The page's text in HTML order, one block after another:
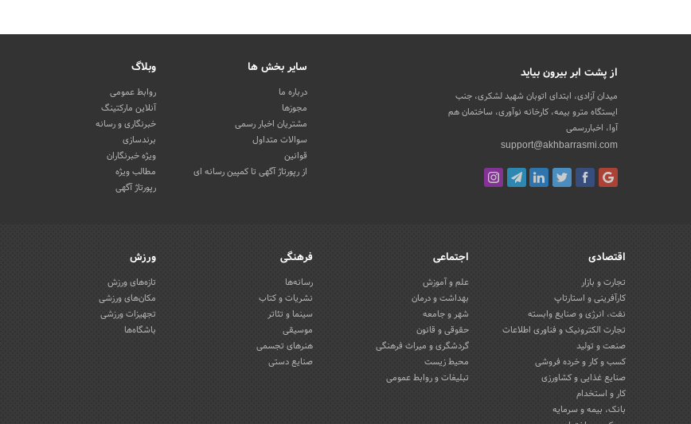
از پشت ابر بیرون بیاید
میدان آزادی، ابتدای اتوبان شهید لشکری، جنب
ایستگاه مترو بیمه، کارخانه نوآوری، ساختمان هم
آوا، اخباررسمی
support@akhbarrasmi.com
سایر بخش ها
درباره ما
مجوزها
مشتریان اخبار رسمی
سوالات متداول
قوانین
از رپورتاژ آگهی تا کمپین رسانه ای
وبلاگ
روابط عمومی
آنلاین مارکتینگ
خبرنگاری و رسانه
برندسازی
ویژه خبرنگاران
مطالب ویژه
رپورتاژ آگهی
اقتصادی
تجارت و بازار
کارآفرینی و استارتاپ
نفت، انرژی و صنایع وابسته
تجارت الکترونیک و فناوری اطلاعات
صنعت و تولید
کسب و کار و خرده فروشی
صنایع غذایی و کشاورزی
کار و استخدام
بانک، بیمه و سرمایه
اجتماعی
علم و آموزش
بهداشت و درمان
شهر و جامعه
حقوقی و قانون
گردشگری و میراث فرهنگی
محیط زیست
تبلیغات و روابط عمومی
فرهنگی
رسانه‌ها
نشریات و کتاب
سینما و تئاتر
موسیقی
هنرهای تجسمی
صنایع دستی
ورزش
تازه‌های ورزش
مکان‌های ورزشی
تجهیزات ورزشی
باشگاه‌ها